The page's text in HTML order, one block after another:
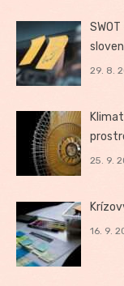
29. 8.
25. 9.
16. 9.